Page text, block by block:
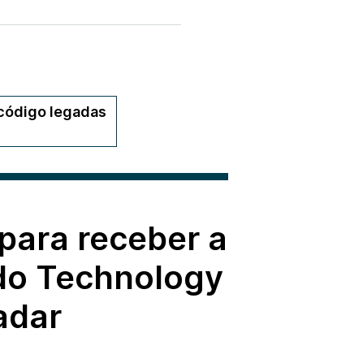
legadas
receber a
Technology